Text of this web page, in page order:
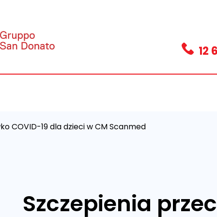
12
COVID-19 dla dzieci w CM Scanmed
Szczepienia